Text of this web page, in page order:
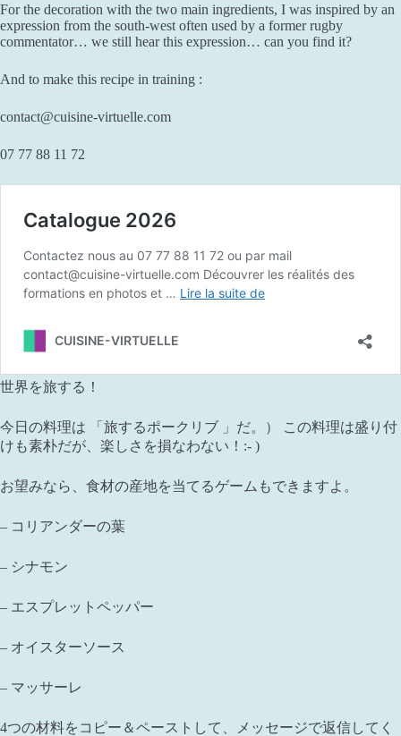
For the decoration with the two main ingredients, I was inspired by an
expression from the south-west often used by a former rugby
commentator… we still hear this expression… can you find it?
And to make this recipe in training :
contact@cuisine-virtuelle.com
07 77 88 11 72
世界を旅する！
今日の料理は 「旅するポークリブ 」だ。） この料理は盛り付
けも素朴だが、楽しさを損なわない！:- )
お望みなら、食材の産地を当てるゲームもできますよ。
– コリアンダーの葉
– シナモン
– エスプレットペッパー
– オイスターソース
– マッサーレ
4つの材料をコピー＆ペーストして、メッセージで返信してく